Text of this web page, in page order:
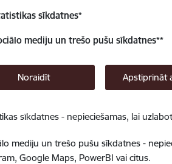
sīkdatnes*
mediju un trešo pušu sīkdatnes**
Noraidīt Apstiprināt
sīkdatnes - nepieciešamas, lai
mediju un trešo pušu sīkdatnes -
Google Maps, PowerBI vai citus.